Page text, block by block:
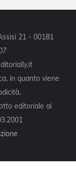
21 - 00181
in quanto viene
editoriale ai